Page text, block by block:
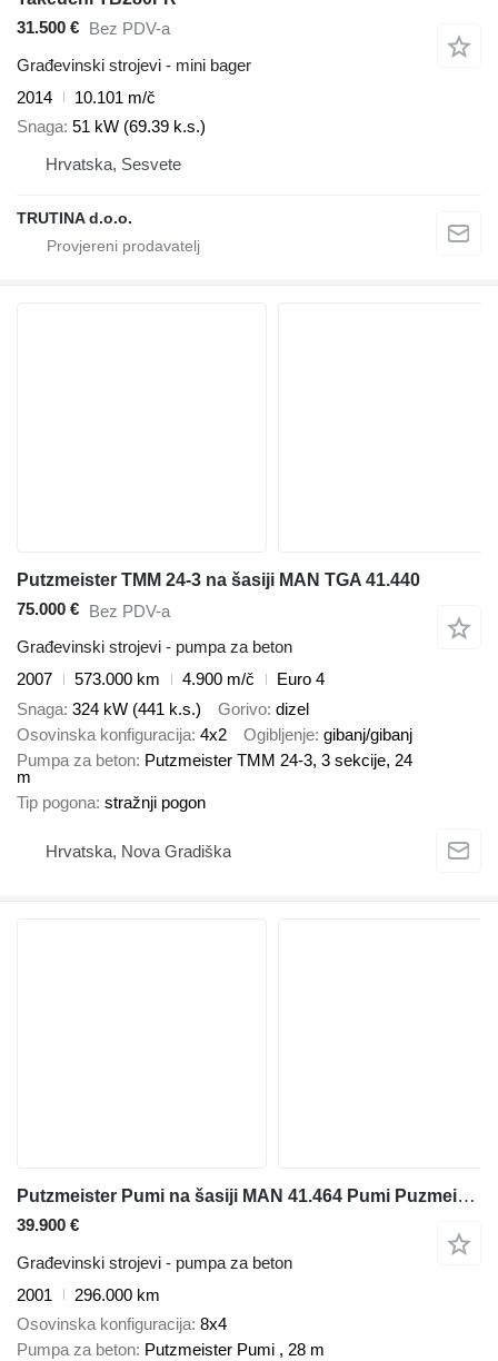
31.500 € Bez PDV-a
Građevinski strojevi - mini bager
2014
10.101 m/č
Snaga 51 kW (69.39 k.s.)
Hrvatska, Sesvete
TRUTINA d.o.o.
Putzmeister TMM 24-3 na šasiji MAN TGA 41.440
75.000 € Bez PDV-a
Građevinski strojevi - pumpa za beton
2007
573.000 km 4.900 m/č
Euro 4
Snaga 324 kW (441 k.s.) Gorivo dizel
Osovinska konfiguracija 4x2 Ogibljenje gibanj/gibanj
Pumpa za beton Putzmeister TMM 24-3, 3 sekcije, 24
m
Tip pogona stražnji pogon
Hrvatska, Nova Gradiška
Putzmeister Pumi na šasiji MAN 41.464 Pumi Puzmeister 28m
39.900 €
Građevinski strojevi - pumpa za beton
2001
296.000 km
Osovinska konfiguracija 8x4
Pumpa za beton Putzmeister Pumi , 28 m